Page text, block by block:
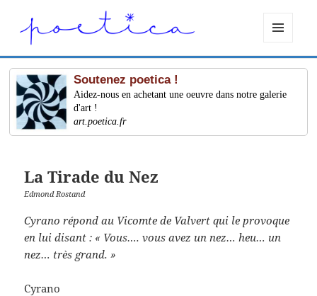
ET
WIDGETS
Soutenez poetica !
Aidez-nous en achetant une oeuvre dans notre galerie
d'art !
art.poetica.fr
La Tirade du Nez
Edmond Rostand
Cyrano répond au Vicomte de Valvert qui le provoque
en lui disant : « Vous…. vous avez un nez… heu… un
nez… très grand. »
Cyrano